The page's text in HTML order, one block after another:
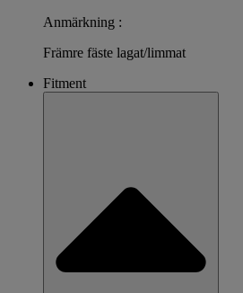
Anmärkning :
Främre fäste lagat/limmat
Fitment